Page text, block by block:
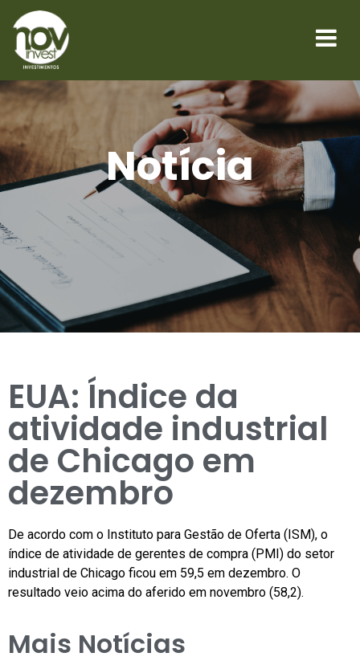
Notícia
EUA: Índice da
atividade industrial
de Chicago em
dezembro
De acordo com o Instituto para Gestão de Oferta (ISM), o
índice de atividade de gerentes de compra (PMI) do setor
industrial de Chicago ficou em 59,5 em dezembro. O
resultado veio acima do aferido em novembro (58,2).
Mais Notícias